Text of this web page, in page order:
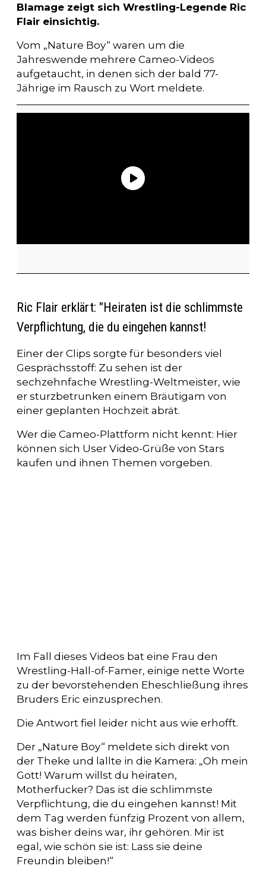
Blamage zeigt sich Wrestling-Legende Ric
Flair einsichtig.
Vom „Nature Boy“ waren um die
Jahreswende mehrere Cameo-Videos
aufgetaucht, in denen sich der bald 77-
Jährige im Rausch zu Wort meldete.
Ric Flair erklärt: "Heiraten ist die schlimmste
Verpflichtung, die du eingehen kannst!
Einer der Clips sorgte für besonders viel
Gesprächsstoff: Zu sehen ist der
sechzehnfache Wrestling-Weltmeister, wie
er sturzbetrunken einem Bräutigam von
einer geplanten Hochzeit abrät.
Wer die Cameo-Plattform nicht kennt: Hier
können sich User Video-Grüße von Stars
kaufen und ihnen Themen vorgeben.
Im Fall dieses Videos bat eine Frau den
Wrestling-Hall-of-Famer, einige nette Worte
zu der bevorstehenden Eheschließung ihres
Bruders Eric einzusprechen.
Die Antwort fiel leider nicht aus wie erhofft.
Der „Nature Boy“ meldete sich direkt von
der Theke und lallte in die Kamera: „Oh mein
Gott! Warum willst du heiraten,
Motherfucker? Das ist die schlimmste
Verpflichtung, die du eingehen kannst! Mit
dem Tag werden fünfzig Prozent von allem,
was bisher deins war, ihr gehören. Mir ist
egal, wie schön sie ist: Lass sie deine
Freundin bleiben!“